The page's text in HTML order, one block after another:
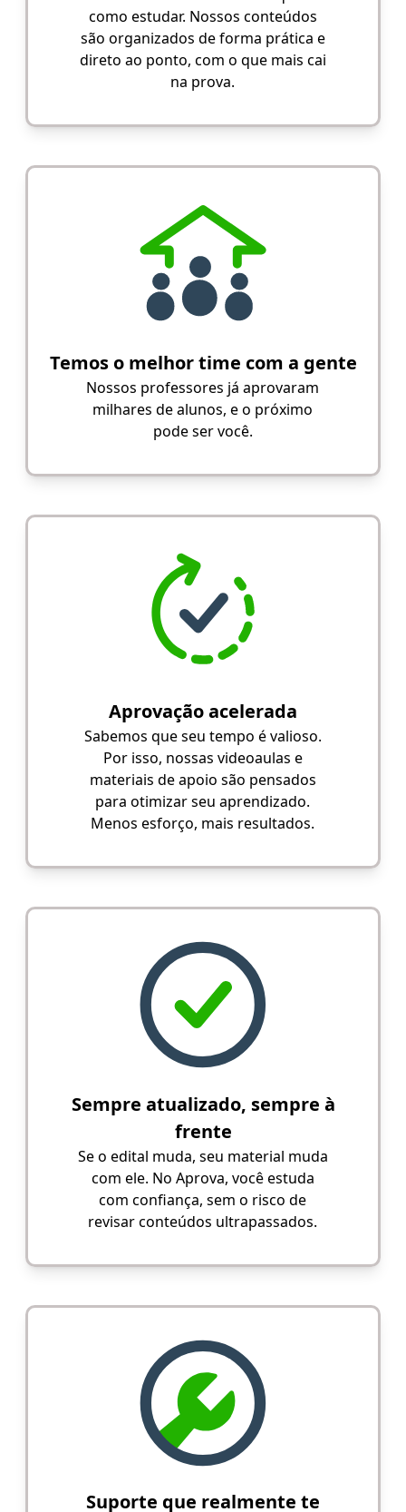
como estudar. Nossos conteúdos
são organizados de forma prática e
direto ao ponto, com o que mais cai
na prova.
Temos o melhor time com a gente
Nossos professores já aprovaram
milhares de alunos, e o próximo
pode ser você.
Aprovação acelerada
Sabemos que seu tempo é valioso.
Por isso, nossas videoaulas e
materiais de apoio são pensados
para otimizar seu aprendizado.
Menos esforço, mais resultados.
Sempre atualizado, sempre à
frente
Se o edital muda, seu material muda
com ele. No Aprova, você estuda
com confiança, sem o risco de
revisar conteúdos ultrapassados.
Suporte que realmente te